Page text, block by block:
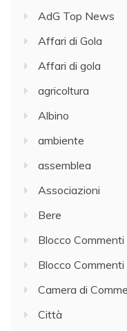
AdG Top News
Affari di Gola
Affari di gola
agricoltura
Albino
ambiente
assemblea
Associazioni
Bere
Blocco Commenti
Blocco Commenti
Camera di
Città